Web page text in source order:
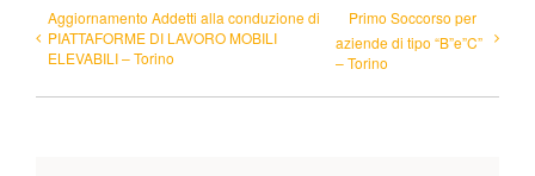
Aggiornamento Addetti alla conduzione di
PIATTAFORME DI LAVORO MOBILI
ELEVABILI – Torino
Primo Soccorso per
aziende di tipo “B”e”C”
– Torino